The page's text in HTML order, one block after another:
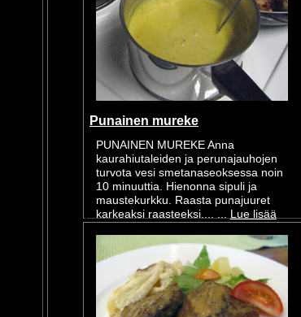
Punainen mureke
PUNAINEN MUREKE Anna
kaurahiutaleiden ja perunajauhojen
turvota vesi smetanaseoksessa noin
10 minuuttia. Hienonna sipuli ja
maustekurkku. Raasta punajuuret
karkeaksi raasteeksi.... ... Lue lisää